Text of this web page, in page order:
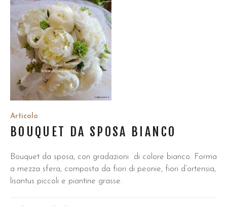
Articolo
BOUQUET DA SPOSA BIANCO
Bouquet da sposa, con gradazioni di colore bianco. Forma
a mezza sfera, composta da fiori di peonie, fiori d’ortensia,
lisantus piccoli e piantine grasse.